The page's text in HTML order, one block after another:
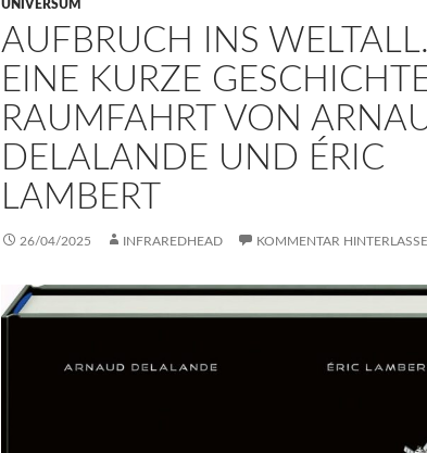
UNIVERSUM
AUFBRUCH INS WELTALL.
EINE KURZE
RAUMFAHRT VON
DELALANDE UND ÉRIC
LAMBERT
26/04/2025 INFRAREDHEAD KOMMENTAR